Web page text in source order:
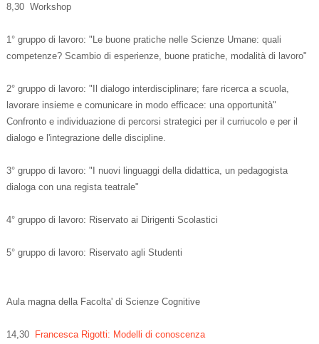
8,30 Workshop
1° gruppo di lavoro: "Le buone pratiche nelle Scienze Umane: quali
competenze? Scambio di esperienze, buone pratiche, modalità di lavoro"
2° gruppo di lavoro: "Il dialogo interdisciplinare; fare ricerca a scuola,
lavorare insieme e comunicare in modo efficace: una opportunità"
Confronto e individuazione di percorsi strategici per il curriucolo e per il
dialogo e l'integrazione delle discipline.
3° gruppo di lavoro: "I nuovi linguaggi della didattica, un pedagogista
dialoga con una regista teatrale"
4° gruppo di lavoro: Riservato ai Dirigenti Scolastici
5° gruppo di lavoro: Riservato agli Studenti
Aula magna della Facolta' di Scienze Cognitive
14,30 Francesca Rigotti: Modelli di conoscenza